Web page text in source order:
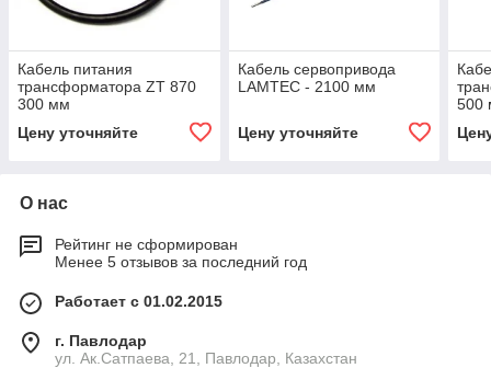
Кабель питания
трансформатора ZT 870
300 мм
Цену уточняйте
Кабель сервопривода
LAMTEC - 2100 мм
Цену уточняйте
500
О нас
Рейтинг не сформирован
Менее 5 отзывов за последний год
Работает с 01.02.2015
г. Павлодар
ул. Ак.Сатпаева, 21, Павлодар, Казахстан